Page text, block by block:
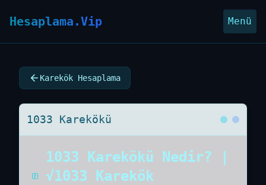
Hesaplama.Vip Menü
Karekök Hesaplama
1033 Karekökü
1033 Karekökü Nedir? |
√1033 Karekök